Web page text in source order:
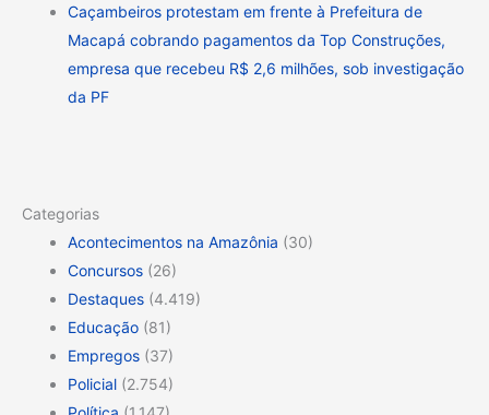
Caçambeiros protestam em frente à Prefeitura de
Macapá cobrando pagamentos da Top Construções,
empresa que recebeu R$ 2,6 milhões, sob investigação
da PF
Categorias
Acontecimentos na Amazônia (30)
Concursos (26)
Destaques (4.419)
Educação (81)
Empregos (37)
Policial (2.754)